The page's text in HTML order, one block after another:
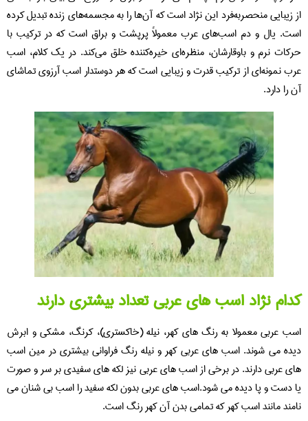
از زیبایی منحصربه‌فرد این نژاد است که آن‌ها را به مجسمه‌های زنده تبدیل کرده
است. یال و دم اسب‌های عرب معمولاً پرپشت و براق است که در ترکیب با
حرکات نرم و باوقارشان، منظره‌ای خیره‌کننده خلق می‌کند. در یک کلام، اسب
عرب نمونه‌ای از ترکیب قدرت و زیبایی است که هر دوستدار اسب آرزوی تماشای
آن را دارد.
کدام نژاد اسب های عربی تعداد بیشتری دارند
اسب عربی معمولا به رنگ های کهر، نیله (خاکستری)، کرنگ، مشکی و ابرش
دیده می شوند. اسب های عربی کهر و نیله رنگ فراوانی بیشتری در مین اسب
های عربی دارند. در برخی از اسب های عربی نیز لکه های سفیدی بر سر و صورت
یا دست و پا دیده می شود.اسب های عربی بدون لکه سفید را اسب بی شنان می
نامند مانند اسب کهر که تمامی بدن آن کهر رنگ است.